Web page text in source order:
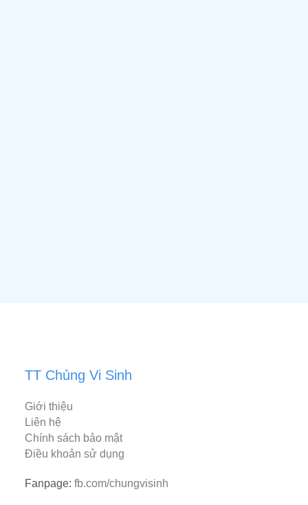
TT Chủng Vi Sinh
Giới thiệu
Liên hệ
Chính sách bảo mật
Điều khoản sử dụng
Fanpage:fb.com/chungvisinh